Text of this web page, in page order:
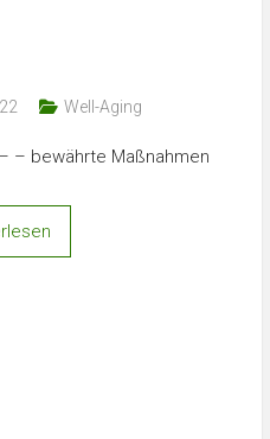
Well-Aging
– bewährte Maßnahmen